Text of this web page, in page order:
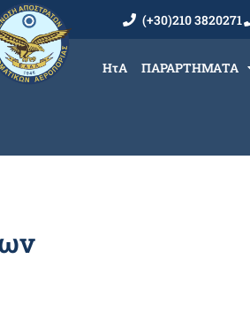
(+30)210 3820271
ΗτΑ ΠΑΡΑΡΤΗΜΑΤΑ